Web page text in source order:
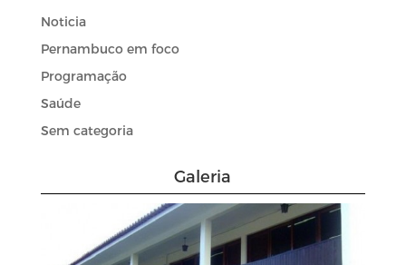
Noticia
Pernambuco em foco
Programação
Saúde
Sem categoria
Galeria